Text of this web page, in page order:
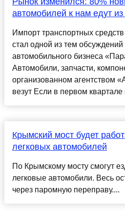
автомобилей к нам едут из
Импорт транспортных
стал одной из тем
автомобильного бизнеса
Автомобили, запчасти,
организованном агентством
везут Если в первом квартале
Крымский мост будет
легковых автомобилей
По Крымскому мосту смогут
легковые автомобили. Весь
через паромную переправу....